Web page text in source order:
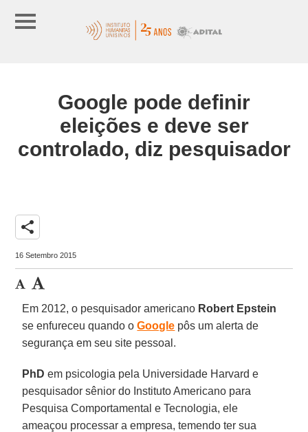
Google pode definir
eleições e deve ser
controlado, diz pesquisador
share
16 Setembro 2015
Em 2012, o pesquisador americano Robert Epstein
se enfureceu quando oGoogle pôs um alerta de
segurança em seu site pessoal.
PhD em psicologia pela Universidade Harvard e
pesquisador sênior do Instituto Americano para
Pesquisa Comportamental e Tecnologia, ele
ameaçou processar a empresa, temendo ter sua